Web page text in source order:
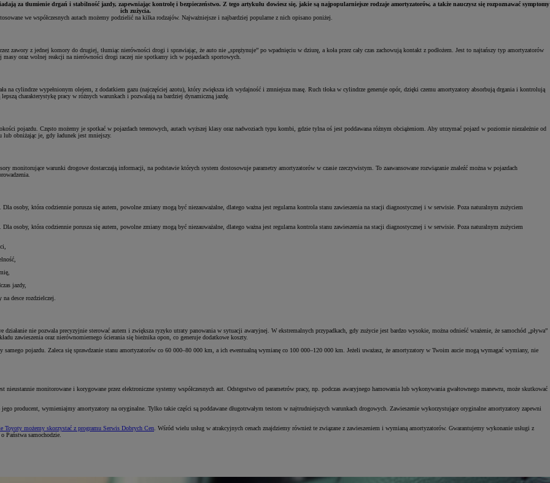
za tłumienie drgań i stabilność jazdy, zapewniając kontrolę i bezpieczeństwo. Z tego artykułu dowiesz się, jakie są najpopularniejsze rodzaje amortyzatorów, a także nauczysz się rozpoznawać symptomy
ich zużycia.
we współczesnych autach możemy podzielić na kilka rodzajów. Najważniejsze i najbardziej popularne z nich opisano poniżej.
zawory z jednej komory do drugiej, tłumiąc nierówności drogi i sprawiając, że auto nie „sprężynuje” po wpadnięciu w dziurę, a koła przez cały czas zachowują kontakt z podłożem. Jest to najtańszy typ amortyzatorów
oraz wolnej reakcji na nierówności drogi raczej nie spotkamy ich w pojazdach sportowych.
na cylindrze wypełnionym olejem, z dodatkiem gazu (najczęściej azotu), który zwiększa ich wydajność i zmniejsza masę. Ruch tłoka w cylindrze generuje opór, dzięki czemu amortyzatory absorbują drgania i kontrolują
charakterystykę pracy w różnych warunkach i pozwalają na bardziej dynamiczną jazdę.
pojazdu. Często możemy je spotkać w pojazdach terenowych, autach wyższej klasy oraz nadwoziach typu kombi, gdzie tylna oś jest poddawana różnym obciążeniom. Aby utrzymać pojazd w poziomie niezależnie od
lub obniżając je, gdy ładunek jest mniejszy.
monitorujące warunki drogowe dostarczają informacji, na podstawie których system dostosowuje parametry amortyzatorów w czasie rzeczywistym. To zaawansowane rozwiązanie znaleźć można w pojazdach
osoby, która codziennie porusza się autem, powolne zmiany mogą być niezauważalne, dlatego ważna jest regularna kontrola stanu zawieszenia na stacji diagnostycznej i w serwisie. Poza naturalnym zużyciem
osoby, która codziennie porusza się autem, powolne zmiany mogą być niezauważalne, dlatego ważna jest regularna kontrola stanu zawieszenia na stacji diagnostycznej i w serwisie. Poza naturalnym zużyciem
jazdy,
desce rozdzielczej.
nie pozwala precyzyjnie sterować autem i zwiększa ryzyko utraty panowania w sytuacji awaryjnej. W ekstremalnych przypadkach, gdy zużycie jest bardzo wysokie, można odnieść wrażenie, że samochód „pływa”
zawieszenia oraz nierównomiernego ścierania się bieżnika opon, co generuje dodatkowe koszty.
pojazdu. Zaleca się sprawdzanie stanu amortyzatorów co 60 000–80 000 km, a ich ewentualną wymianę co 100 000–120 000 km. Jeżeli uważasz, że amortyzatory w Twoim aucie mogą wymagać wymiany, nie
nieustannie monitorowane i korygowane przez elektroniczne systemy współczesnych aut. Odstępstwo od parametrów pracy, np. podczas awaryjnego hamowania lub wykonywania gwałtownego manewru, może skutkować
producent, wymieniajmy amortyzatory na oryginalne. Tylko takie części są poddawane długotrwałym testom w najtrudniejszych warunkach drogowych. Zawieszenie wykorzystujące oryginalne amortyzatory zapewni
Toyoty możemy skorzystać z programu Serwis Dobrych Cen. Wśród wielu usług w atrakcyjnych cenach znajdziemy również te związane z zawieszeniem i wymianą amortyzatorów. Gwarantujemy wykonanie usługi z
Państwa samochodzie.